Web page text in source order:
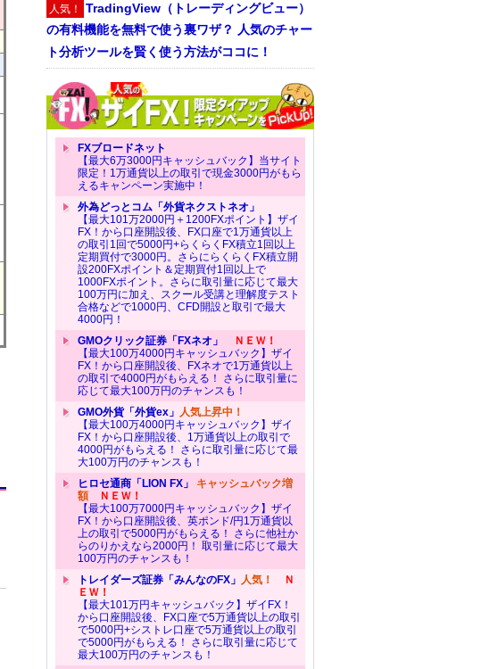
人気！ TradingView（トレーディングビュー）
の有料機能を無料で使う裏ワザ？ 人気のチャー
ト分析ツールを賢く使う方法がココに！
FXブロードネット
【最大6万3000円キャッシュバック】当サイト
限定！1万通貨以上の取引で現金3000円がもら
えるキャンペーン実施中！
外為どっとコム「外貨ネクストネオ」
【最大101万2000円＋1200FXポイント】ザイ
FX！から口座開設後、FX口座で1万通貨以上
の取引1回で5000円+らくらくFX積立1回以上
定期買付で3000円。さらにらくらくFX積立開
設200FXポイント＆定期買付1回以上で
1000FXポイント。さらに取引量に応じて最大
100万円に加え、スクール受講と理解度テスト
合格などで1000円、CFD開設と取引で最大
4000円！
GMOクリック証券「FXネオ」
ＮＥＷ！
【最大100万4000円キャッシュバック】ザイ
FX！から口座開設後、FXネオで1万通貨以上
の取引で4000円がもらえる！ さらに取引量に
応じて最大100万円のチャンスも！
GMO外貨「外貨ex」 人気上昇中！
【最大100万4000円キャッシュバック】ザイ
FX！から口座開設後、1万通貨以上の取引で
4000円がもらえる！ さらに取引量に応じて最
大100万円のチャンスも！
ヒロセ通商「LION FX」 キャッシュバック増
額ＮＥＷ！
【最大100万7000円キャッシュバック】ザイ
FX！から口座開設後、英ポンド/円1万通貨以
上の取引で5000円がもらえる！ さらに他社か
らのりかえなら2000円！ 取引量に応じて最大
100万円のチャンスも！
トレイダーズ証券「みんなのFX」 人気！
Ｎ
ＥＷ！
【最大101万円キャッシュバック】ザイFX！
から口座開設後、FX口座で5万通貨以上の取引
で5000円+シストレ口座で5万通貨以上の取引
で5000円がもらえる！ さらに取引量に応じて
最大100万円のチャンスも！